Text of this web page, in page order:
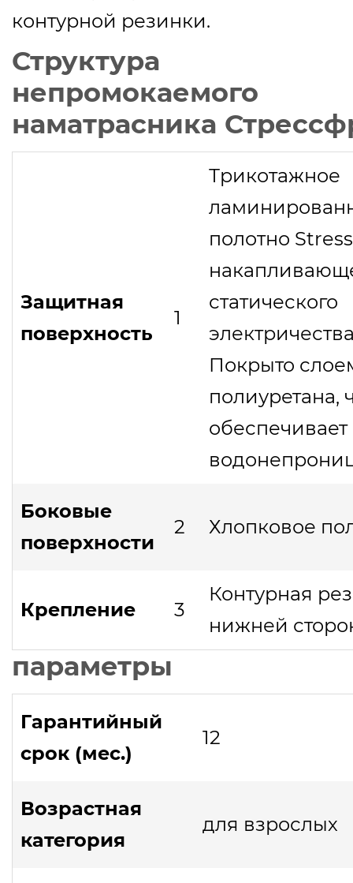
контурной резинки.
Структура
непромокаемого
наматрасника
Защитная
поверхность
1
Трикотажное
полотно
статического
Покрыто
полиуретана,
Боковые
поверхности
2 Хлопковое
Крепление 3
Контурная
нижней
параметры
Гарантийный
срок (мес.)
12
Возрастная
категория
для взрослых